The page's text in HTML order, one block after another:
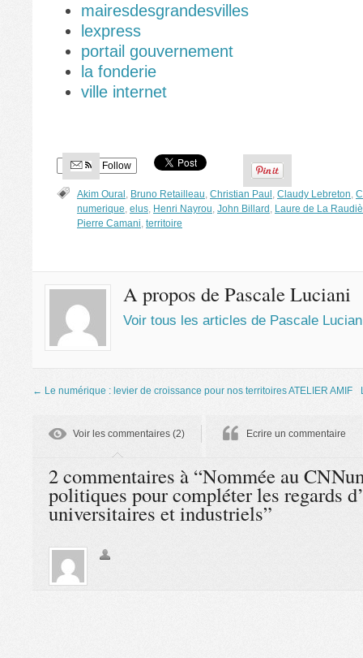
mairesdesgrandesvilles
lexpress
portail gouvernement
la fonderie
ville internet
Follow
Akim Oural , Bruno Retailleau, Christian Paul , Claudy Lebreton,
numerique, elus, Henri Nayrou, John Billard , Laure de La
Pierre Camani, territoire
A propos de Pascale Luciani
Voir tous les articles de Pascale
← Le numérique : levier de croissance pour nos territoires ATELIER AMIF
Voir les commentaires (2) Ecrire un commentaire
2 commentaires à “Nommée au
politiques pour compléter les regards
universitaires et industriels”